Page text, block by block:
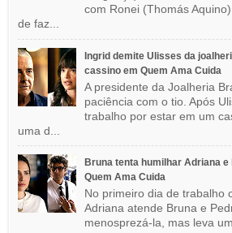
com Ronei (Thomás
de faz...
Ingrid demite Ulisses da
cassino em Quem Ama Cuida
A presidente da Joalheria
paciência com o tio. Após
trabalho por estar em um
uma d...
Bruna tenta humilhar Adriana
Quem Ama Cuida
No primeiro dia de trabalho
Adriana atende Bruna e
menosprezá-la, mas leva